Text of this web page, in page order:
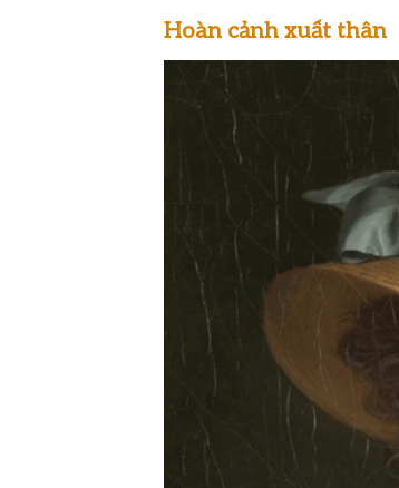
Hoàn cảnh xuất thân